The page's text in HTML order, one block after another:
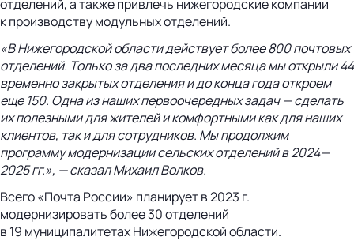
отделений, а также привлечь нижегородские компании
к производству модульных отделений.
«В Нижегородской области действует более 800 почтовых
отделений. Только за два последних месяца мы открыли 44
временно закрытых отделения и до конца года откроем
еще 150. Одна из наших первоочередных задач — сделать
их полезными для жителей и комфортными как для наших
клиентов, так и для сотрудников. Мы продолжим
программу модернизации сельских отделений в2024—
2025 гг.», — сказал Михаил Волков.
Всего «Почта России» планирует в 2023 г.
модернизировать более 30 отделений
в 19 муниципалитетах Нижегородской области.